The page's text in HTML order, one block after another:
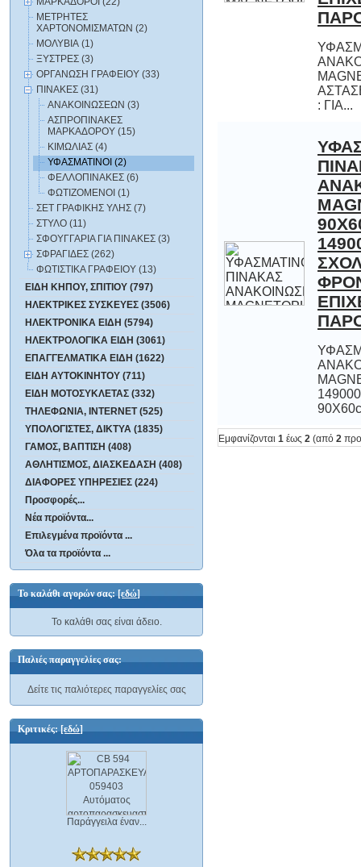
ΜΕΤΡΗΤΕΣ
ΧΑΡΤΟΝΟΜΙΣΜΑΤΩΝ (2)
ΜΟΛΥΒΙΑ (1)
ΞΥΣΤΡΕΣ (3)
ΟΡΓΑΝΩΣΗ ΓΡΑΦΕΙΟΥ (33)
ΠΙΝΑΚΕΣ (31)
ΑΝΑΚΟΙΝΩΣΕΩΝ (3)
ΑΣΠΡΟΠΙΝΑΚΕΣ
ΜΑΡΚΑΔΟΡΟY (15)
ΚΙΜΩΛΙΑΣ (4)
ΥΦΑΣΜΑΤΙΝΟΙ (2)
ΦΕΛΛΟΠΙΝΑΚΕΣ (6)
ΦΩΤΙΖΟΜΕΝΟΙ (1)
ΣΕΤ ΓΡΑΦΙΚΗΣ ΥΛΗΣ (7)
ΣΤΥΛΟ (11)
ΣΦΟΥΓΓΑΡΙΑ ΓΙΑ ΠΙΝΑΚΕΣ (3)
ΣΦΡΑΓΙΔΕΣ (262)
ΦΩΤΙΣΤΙΚΑ ΓΡΑΦΕΙΟΥ (13)
ΕΙΔΗ ΚΗΠΟΥ, ΣΠΙΤΙΟΥ (797)
ΗΛΕΚΤΡΙΚΕΣ ΣΥΣΚΕΥΕΣ (3506)
ΗΛΕΚΤΡΟΝΙΚΑ ΕΙΔΗ (5794)
ΗΛΕΚΤΡΟΛΟΓΙΚΑ ΕΙΔΗ (3061)
ΕΠΑΓΓΕΛΜΑΤΙΚΑ ΕΙΔΗ (1622)
ΕΙΔΗ ΑΥΤΟΚΙΝΗΤΟΥ (711)
ΕΙΔΗ ΜΟΤΟΣΥΚΛΕΤΑΣ (332)
ΤΗΛΕΦΩΝΙΑ, INTERNET (525)
ΥΠΟΛΟΓΙΣΤΕΣ, ΔΙΚΤΥΑ (1835)
ΓΑΜΟΣ, ΒΑΠΤΙΣΗ (408)
ΑΘΛΗΤΙΣΜΟΣ, ΔΙΑΣΚΕΔΑΣΗ (408)
ΔΙΑΦΟΡΕΣ ΥΠΗΡΕΣΙΕΣ (224)
Προσφορές...
Νέα προϊόντα...
Επιλεγμένα προϊόντα ...
Όλα τα προϊόντα ...
Το καλάθι αγορών σας:[εδώ]
Το καλάθι σας είναι άδειο.
Παλιές παραγγελίες σας:
Δείτε τις παλιότερες παραγγελίες σας
Κριτικές:[εδώ]
Παράγγειλα έναν...
: ΓΙΑ...
Εμφανίζονται 1 έως 2 (από 2